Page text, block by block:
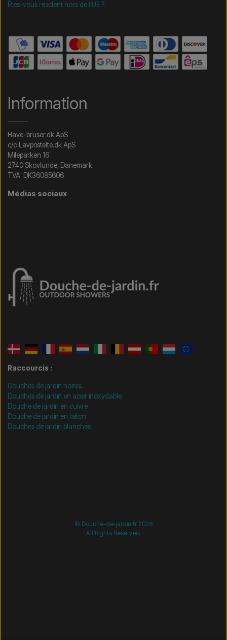
Êtes-vous résident hors de l'UE ?
Information
Have-bruser.dk ApS
c/o Lavpristelte.dk ApS
Mileparken 16
2740 Skovlunde, Danemark
TVA: DK36085606
Médias sociaux
Raccourcis :
Douches de jardin noires
Douches de jardin en acier inoxydable
Douche de jardin en cuivre
Douche de jardin en laiton
Douches de jardin blanches
© Douche-de-jardin.fr 2026
All Rights Reserved.